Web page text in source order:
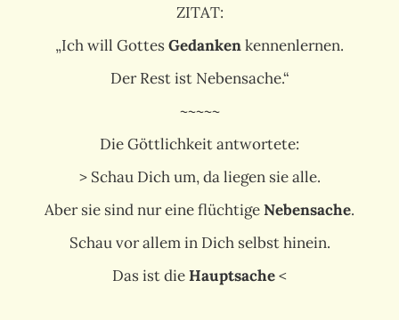
ZITAT:
„Ich will GottesGedankenkennenlernen.
Der Rest ist Nebensache.“
~~~~~
Die Göttlichkeit antwortete:
> Schau Dich um, da liegen sie alle.
Aber sie sind nur eine flüchtigeNebensache.
Schau vor allem in Dich selbst hinein.
Das ist dieHauptsache<